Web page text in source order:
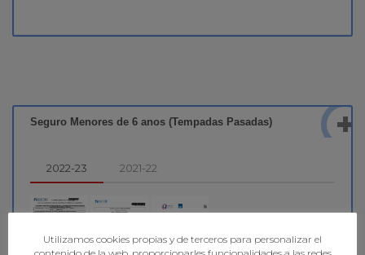
Seguro Menores de 6 anos (Tempadas Pasadas)
2022-23 2021-22
Utilizamos cookies propias y de terceros para personalizar el